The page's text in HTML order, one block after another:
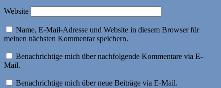
Website
Name, E-Mail-Adresse und Website in diesem Browser für
meinen nächsten Kommentar speichern.
Benachrichtige mich über nachfolgende Kommentare via E-
Mail.
Benachrichtige mich über neue Beiträge via E-Mail.